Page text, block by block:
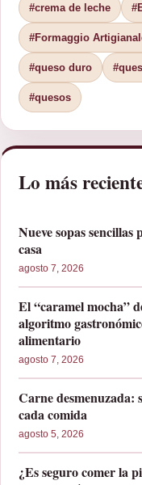
#crema de leche
#Formaggio
#queso duro
#quesos
Lo más
Nueve sopas
casa
agosto 7, 2026
El “caramel mocha”
algoritmo
alimentario
agosto 7, 2026
Carne desmenuzada:
cada comida
agosto 5, 2026
¿Es seguro comer la